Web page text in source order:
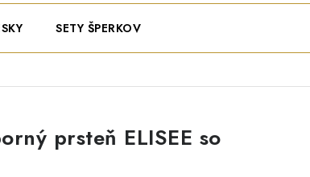
SETY ŠPERKOV
prsteň ELISEE so